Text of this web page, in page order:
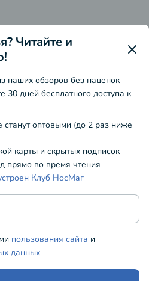
Читайте и
наших обзоров без наценок
30 дней бесплатного доступа к
оптовыми (до 2 раз ниже
карты и скрытых подписок
прямо во время чтения
Клуб НосМаг
пользования сайта и
данных
20 стр 1Б
ПН-ВТ
соглашаетесь с тем, что мы